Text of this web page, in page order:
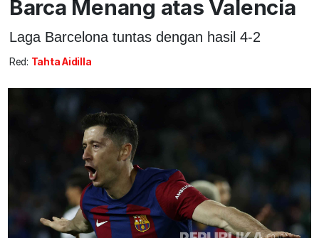
Barca Menang atas Valencia
Laga Barcelona tuntas dengan hasil 4-2
Red: Tahta Aidilla